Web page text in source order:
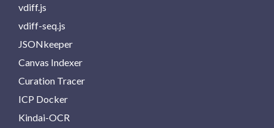
vdiff.js
vdiff-seq.js
JSONkeeper
Canvas Indexer
Curation Tracer
ICP Docker
Kindai-OCR